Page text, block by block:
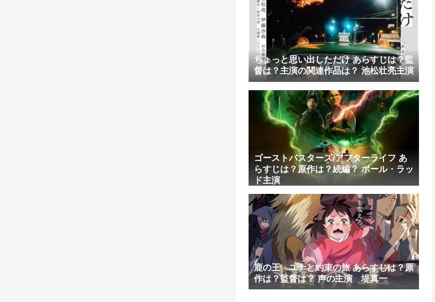
ちょっと思い出しただけ あらすじは？監
督は？主演の関連作品は？ 池松壮亮主演
ゴーストバスターズ/アフターライフ あ
らすじは？原作は？続編？ ポール・ラッ
ド主演
鹿の王 ユナと約束の旅 あらすじは？原
作は？監督は？ 声の主演 堤真一